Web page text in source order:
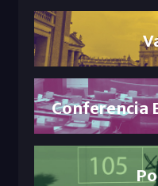
Conferencia